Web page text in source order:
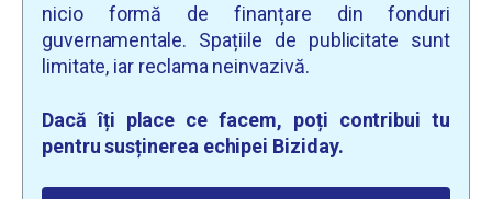
nicio formă de finanțare din fonduri
guvernamentale. Spațiile de publicitate sunt
limitate, iar reclama neinvazivă.
Dacă îți place ce facem, poți contribui tu
pentru susținerea echipei Biziday.